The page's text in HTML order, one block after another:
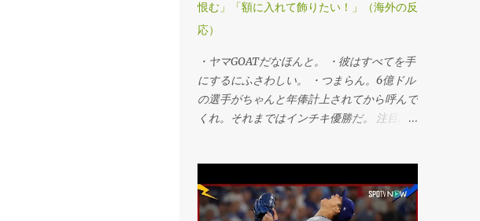
戦以来のマルチ安打をマークするなど5打数
2安打1四球だった。 ・連覇だぜベイビー。
あみろトロント！マリナーズファンとして感
謝する。 ・よおおおお！泣きそうだ。カー
ショーのために嬉しすぎる。 ・よっしゃあ
あああ！MVPはヤマだ！ 注目記事（外部サ
わない。 ・やべえ。 ・やった！ホーム後ろ
・山本、ポストシーズン5勝1敗。とんでもな
い男だ。 ・信じられない、勝ち切った！ヤ
恨む」「額に入れて飾りたい！」（海外の反
応）
・ヤマGOATだなほんと。 ・彼はすべてを手
にするにふさわしい。 ・つまらん。6億ドル
の選手がちゃんと年俸計上されてから呼んで
くれ。それまではインチキ優勝だ。 注目記
った。 ・今夜は戦士のようだった。 ・この
写真見てると自然と笑顔になる。 ・今夜は